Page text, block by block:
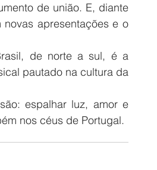
de união. E, diante
apresentações e o
de norte a sul, é a
pautado na cultura da
espalhar luz, amor e
nos céus de Portugal.